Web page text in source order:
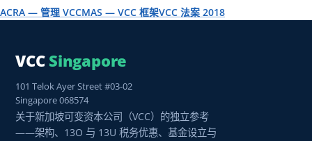
ACRA — 管理 VCCMAS — VCC 框架VCC 法案 2018
VCC Singapore
101 Telok Ayer Street #03-02
Singapore 068574
关于新加坡可变资本公司（VCC）的独立参考
——架构、13O 与 13U 税务优惠、基金设立与